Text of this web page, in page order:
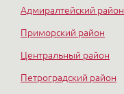
Адмиралтейский район
Приморский район
Центральный район
Петроградский район